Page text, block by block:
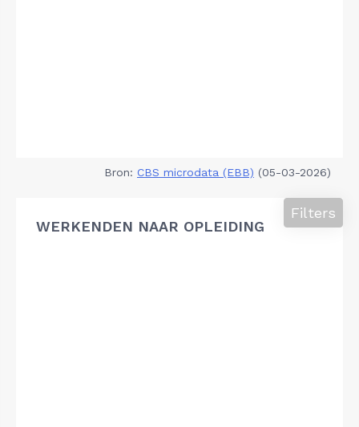
Bron: CBS microdata (EBB) (05-03-2026)
WERKENDEN NAAR OPLEIDING
Filters